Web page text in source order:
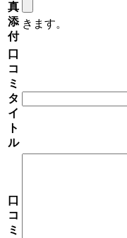
真
添
付
きます。
口
コ
ミ
タ
イ
ト
ル
口
コ
ミ